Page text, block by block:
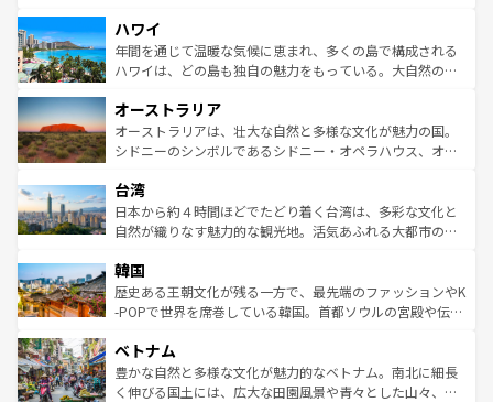
ば市内交通費無料で観光を楽しむこともできる。 なお、新
着のスイス情報はコンテンツ一覧 を参照してほしい。
のような巨大都市は、観光、ショッピング、エンターテイ
ンメントが詰まった刺激的なスポットだ。一方、アメリカ
西部には大自然が広がり、グランドキャニオンやイエロー
部のニューオーリンズでは、音楽と美食が融合した独特の
文化が魅力。旅行者はアメリカの各地域で異なる魅力を楽
しみながら、その多様性と豊かな歴史を感じることができ
ならではの贅沢な旅のスタイルだ。 なお、新着のアメリカ
情報はコンテンツ一覧を参照してほしい。
ハワイ
年間を通じて温暖な気候に恵まれ、多くの島で構成される
ハワイは、どの島も独自の魅力をもっている。大自然の神
ワイ島は見逃せない。また、定番の観光地といえばオアフ
島だが、静かな自然を求めるならマウイ島やカウアイ島が
おすすめ。エメラルドグリーンに輝く海をはじめ、豊かな
れるおもてなしの心で訪れる人々を迎えてくれるハワイの
人々、おいしいローカルフードやハワイアンミュージッ
ク、伝統的なフラダンスなど、すべてがハワイの魅力を彩
ワイを、存分に味わってほしい。 なお、新着のハワイ情報
はコンテンツ一覧を参照してほしい。
オーストラリア
オーストラリアは、壮大な自然と多様な文化が魅力の国。
シドニーのシンボルであるシドニー・オペラハウス、オー
リアリーフや大陸中央部にそびえるウルル（エアーズロッ
ク）、タスマニアの美しい原生林やケアンズの熱帯雨林な
ど、見どころがたくさん。また、カフェやワイン、オージ
いる。アクティビティも充実しており、サーフィンやダイ
ビング、ハイキングなど、アウトドア好きにはたまらな
い。オーストラリアの多彩な魅力を存分に味わいつくそ
参照してほしい。
台湾
日本から約４時間ほどでたどり着く台湾は、多彩な文化と
自然が織りなす魅力的な観光地。活気あふれる大都市の台
ン）、静ひつな山岳地帯である台湾東部など、都市の喧騒
と山間の静けさが共存しており、訪れる人に新しい発見と
驚きをもたらしてくれる。また、奥深い台湾の食文化も魅
容にもいいと評判のスイーツなど、バラエティ豊かな料理
が味わえる。 なお、新着の台湾情報は コンテンツ一覧を参
照してほしい。
韓国
歴史ある王朝文化が残る一方で、最先端のファッションやK
-POPで世界を席巻している韓国。首都ソウルの宮殿や伝統
き、地方に足を延ばせば四季折々の自然美を楽しむことが
できる。そして、キムチや焼肉、絶品のストリートフード
まで、さまざまな韓国料理が待っている。夜には、韓国な
ベトナム
豊かな自然と多様な文化が魅力的なベトナム。南北に細長
く伸びる国土には、広大な田園風景や青々とした山々、世